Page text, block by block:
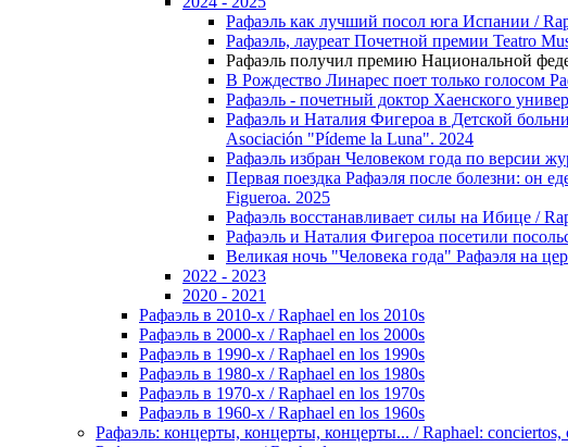
Рафаэль как лучший посол юга Испании /
Рафаэль, лауреат Почетной премии Teatro
Рафаэль получил премию Национальной
В Рождество Линарес поет только голосом
Рафаэль - почетный доктор Хаенского
Рафаэль и Наталия Фигероа в Детской
Asociación "Pídeme la Luna". 2024
Рафаэль избран Человеком года по версии
Первая поездка Рафаэля после болезни: он
Figuerоa. 2025
Рафаэль восстанавливает силы на Ибице /
Рафаэль и Наталия Фигероа посетили
Великая ночь "Человека года" Рафаэля на
2022 - 2023
2020 - 2021
Рафаэль в 2010-х / Raphael en los 2010s
Рафаэль в 2000-х / Raphael en los 2000s
Рафаэль в 1990-х / Raphael en los 1990s
Рафаэль в 1980-х / Raphael en los 1980s
Рафаэль в 1970-х / Raphael en los 1970s
Рафаэль в 1960-х / Raphael en los 1960s
Рафаэль: концерты, концерты, концерты... / Raphael: conciertos,